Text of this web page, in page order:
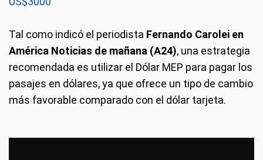
Tal como indicó el periodista Fernando Carolei en
América Noticias de mañana (A24), una estrategia
recomendada es utilizar el Dólar MEP para pagar los
pasajes en dólares, ya que ofrece un tipo de cambio
más favorable comparado con el dólar tarjeta.